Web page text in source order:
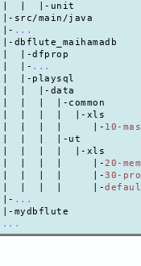
|  |  |-unit
|-src/main/java
|- ...
|-dbflute_maihamadb
|  |-dfprop
|  |- ...
|  |-playsql
|  |  |-data
|  |  |  |-common
|  |  |  |  |-xls
|  |  |  |     |- 10-
|  |  |  |-ut
|  |  |  |  |-xls
|  |  |  |     |-20-
|  |  |  |     |-30-
|  |  |  |     |-
|- ...
|-mydbflute
...